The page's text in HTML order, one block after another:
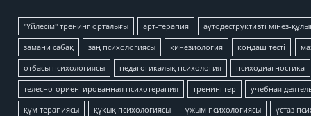
"Үйлесім" тренинг орталығы арт-терапия аутодеструктивті мінез-
замани сабақ заң психологиясы кинезиология кондаш тесті
отбасы психологиясы педагогикалық психология психодиагностика
телесно-ориентированная психотерапия тренингтер учебная
құм терапиясы құқық психологиясы ұжым психологиясы ұстаз